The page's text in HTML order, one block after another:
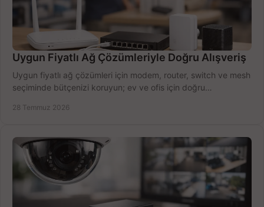
Uygun Fiyatlı Ağ Çözümleriyle Doğru Alışveriş
Uygun fiyatlı ağ çözümleri için modem, router, switch ve mesh
seçiminde bütçenizi koruyun; ev ve ofis için doğru
28 Temmuz 2026